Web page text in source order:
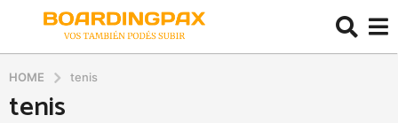
HOME tenis
tenis